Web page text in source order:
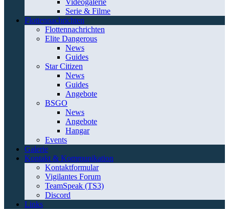
Videogalerie
Serie & Filme
Flottennachrichten
Flottennachrichten
Elite Dangerous
News
Guides
Star Citizen
News
Guides
Angebote
BSGO
News
Angebote
Hangar
Events
Galerie
Kontakt & Kommunikation
Kontaktformular
Vigilantes Forum
TeamSpeak (TS3)
Discord
Links